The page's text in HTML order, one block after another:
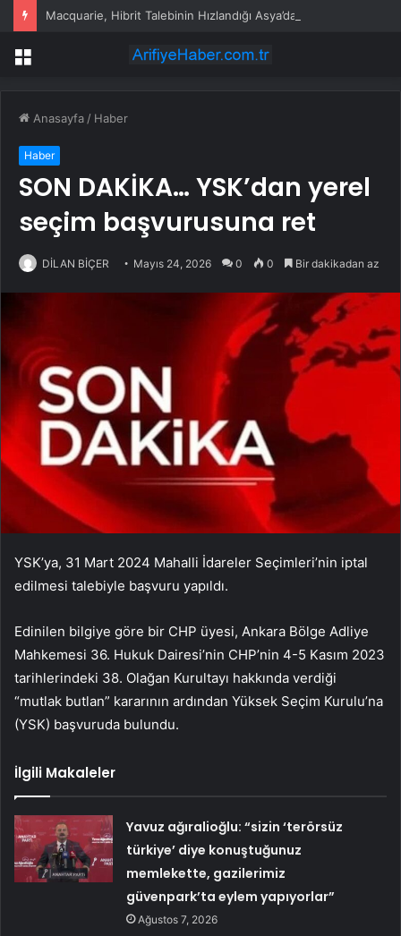
Menü
Anasayfa / Haber
Haber
SON DAKİKA… YSK’dan yerel
seçim başvurusuna ret
DİLAN BİÇER Mayıs 24, 2026 0 0 Bir dakikadan az
YSK’ya, 31 Mart 2024 Mahalli İdareler Seçimleri’nin iptal
edilmesi talebiyle başvuru yapıldı.
Edinilen bilgiye göre bir CHP üyesi, Ankara Bölge Adliye
Mahkemesi 36. Hukuk Dairesi’nin CHP’nin 4-5 Kasım 2023
tarihlerindeki 38. Olağan Kurultayı hakkında verdiği
“mutlak butlan” kararının ardından Yüksek Seçim Kurulu’na
(YSK) başvuruda bulundu.
İlgili Makaleler
Yavuz ağıralioğlu: “sizin ‘terörsüz
türkiye’ diye konuştuğunuz
memlekette, gazilerimiz
güvenpark’ta eylem yapıyorlar”
Ağustos 7, 2026